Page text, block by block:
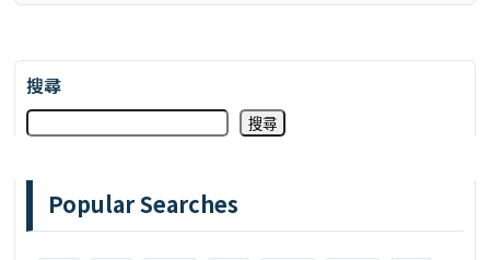
搜尋
搜尋
Popular Searches